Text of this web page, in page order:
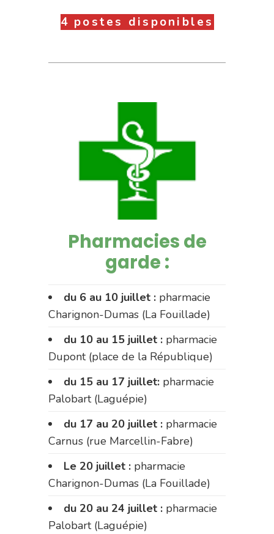
4 postes disponibles
Pharmacies de
garde :
du 6 au 10 juillet : pharmacie
Charignon-Dumas (La Fouillade)
du 10 au 15 juillet : pharmacie
Dupont (place de la République)
du 15 au 17 juillet: pharmacie
Palobart (Laguépie)
du 17 au 20 juillet : pharmacie
Carnus (rue Marcellin-Fabre)
Le 20 juillet : pharmacie
Charignon-Dumas (La Fouillade)
du 20 au 24 juillet : pharmacie
Palobart (Laguépie)